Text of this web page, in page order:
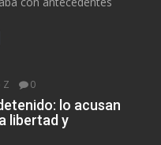
Z 0
lo acusan
libertad y